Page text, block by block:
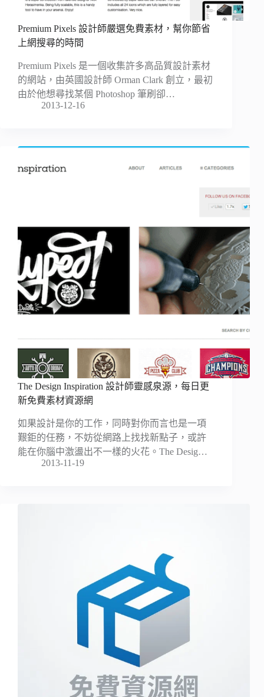
Premium Pixels 設計師嚴選免費素材，幫你節省
上網搜尋的時間
Premium Pixels 是一個收集許多高品質設計素材
的網站，由英國設計師 Orman Clark 創立，最初
由於他想尋找某個 Photoshop 筆刷卻…
2013-12-16
The Design Inspiration 設計師靈感泉源，每日更
新免費素材資源網
如果設計是你的工作，同時對你而言也是一項
艱鉅的任務，不妨從網路上找找新點子，或許
能在你腦中激盪出不一樣的火花。The Desig…
2013-11-19